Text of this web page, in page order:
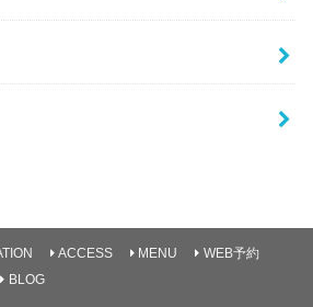
ACCESS MENU
WEB予約
BLOG